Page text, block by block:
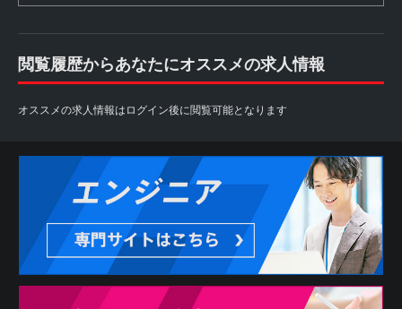
閲覧履歴からあなたにオススメの求人情報
オススメの求人情報はログイン後に閲覧可能となります